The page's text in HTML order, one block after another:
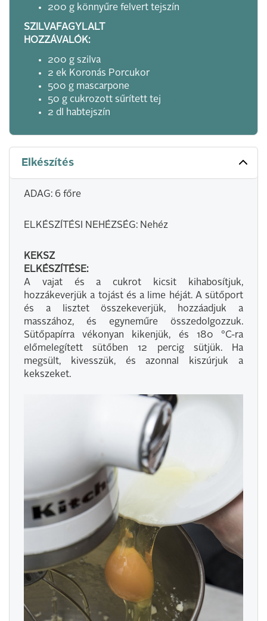
200 g könnyűre felvert tejszín
SZILVAFAGYLALT
HOZZÁVALÓK:
200 g szilva
2 ek Koronás Porcukor
500 g mascarpone
50 g cukrozott sűrített tej
2 dl habtejszín
Elkészítés
ADAG: 6 főre
ELKÉSZÍTÉSI NEHÉZSÉG: Nehéz
KEKSZ
ELKÉSZÍTÉSE:
A vajat és a cukrot kicsit kihabosítjuk,
hozzákeverjük a tojást és a lime héját. A sütőport
és a lisztet összekeverjük, hozzáadjuk a
masszához, és egyneműre összedolgozzuk.
Sütőpapírra vékonyan kikenjük, és 180 °C-ra
előmelegített sütőben 12 percig sütjük. Ha
megsült, kivesszük, és azonnal kiszúrjuk a
kekszeket.